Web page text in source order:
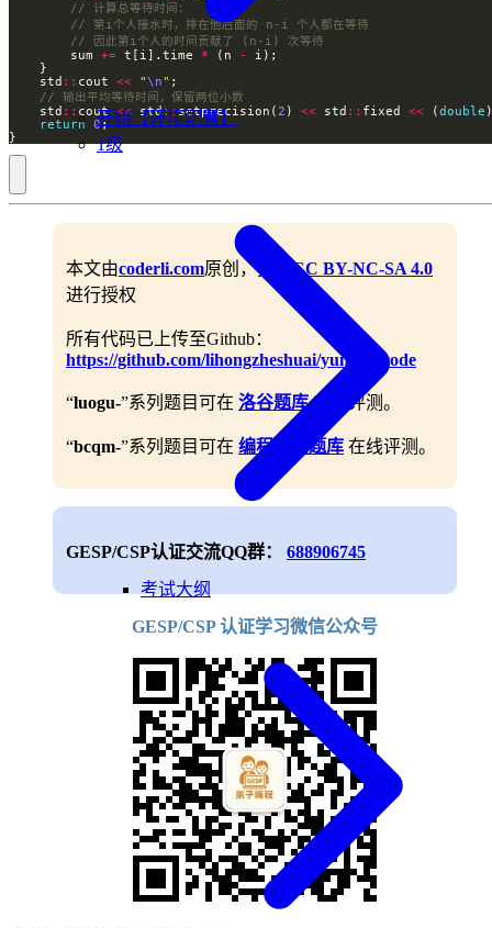
开始【环境配置】
1级
考试大纲
        sum
+= t[i].time * (n -
    std
:: cout << "\n"
    std
:: cout << std::setprecision(2 ) << std :: fixed << (double
return
0
}
本文由coderli.com原创，按照
CC BY-NC-SA 4.0
进行授权
所有代码已上传至Github：
https://github.com/lihongzheshuai/yummy-code
“luogu-”系列题目可在 洛谷题库在线评测。
“bcqm-”系列题目可在 编程启蒙题库 在线评测。
GESP/CSP认证交流QQ群： 688906745
GESP/CSP 认证学习微信公众号